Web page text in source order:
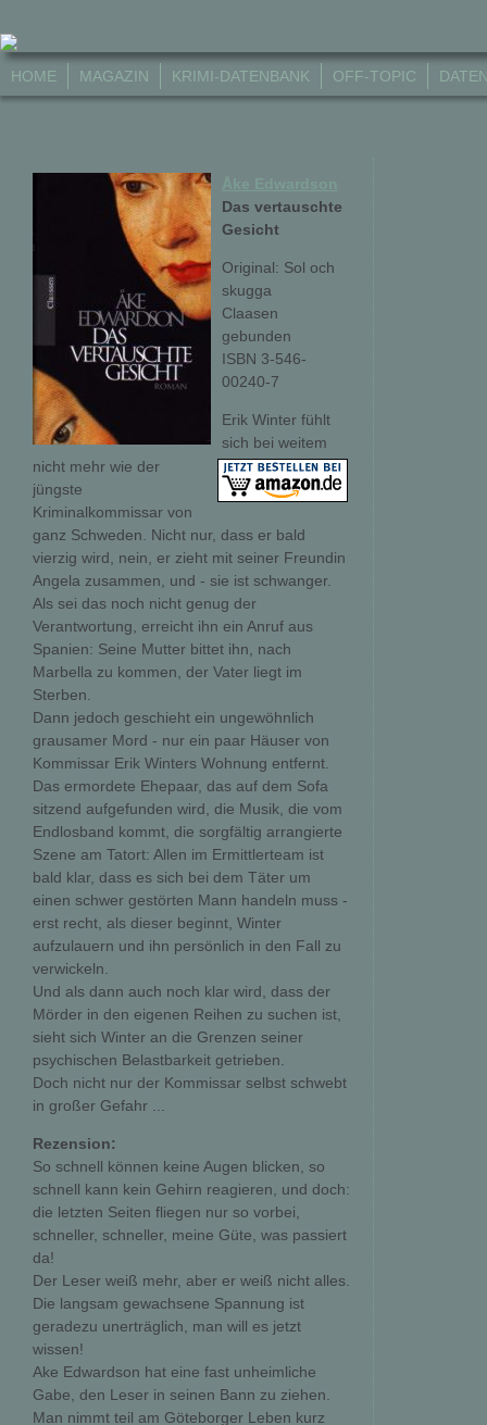
HOME MAGAZIN KRIMI-DATENBANK OFF-TOPIC
Das vertauschte
Gesicht
Original: Sol och
skugga
Claasen
gebunden
ISBN 3-546-
00240-7
Erik Winter fühlt
sich bei weitem
nicht mehr wie der
jüngste
Kriminalkommissar von
ganz Schweden. Nicht nur, dass er bald
vierzig wird, nein, er zieht mit seiner Freundin
Angela zusammen, und - sie ist schwanger.
Als sei das noch nicht genug der
Verantwortung, erreicht ihn ein Anruf aus
Spanien: Seine Mutter bittet ihn, nach
Marbella zu kommen, der Vater liegt im
Sterben.
Dann jedoch geschieht ein ungewöhnlich
grausamer Mord - nur ein paar Häuser von
Kommissar Erik Winters Wohnung entfernt.
Das ermordete Ehepaar, das auf dem Sofa
sitzend aufgefunden wird, die Musik, die vom
Endlosband kommt, die sorgfältig arrangierte
Szene am Tatort: Allen im Ermittlerteam ist
bald klar, dass es sich bei dem Täter um
einen schwer gestörten Mann handeln muss -
erst recht, als dieser beginnt, Winter
aufzulauern und ihn persönlich in den Fall zu
verwickeln.
Und als dann auch noch klar wird, dass der
Mörder in den eigenen Reihen zu suchen ist,
sieht sich Winter an die Grenzen seiner
psychischen Belastbarkeit getrieben.
Doch nicht nur der Kommissar selbst schwebt
in großer Gefahr ...
Rezension:
So schnell können keine Augen blicken, so
schnell kann kein Gehirn reagieren, und doch:
die letzten Seiten fliegen nur so vorbei,
schneller, schneller, meine Güte, was passiert
da!
Der Leser weiß mehr, aber er weiß nicht alles.
Die langsam gewachsene Spannung ist
geradezu unerträglich, man will es jetzt
wissen!
Ake Edwardson hat eine fast unheimliche
Gabe, den Leser in seinen Bann zu ziehen.
Man nimmt teil am Göteborger Leben kurz